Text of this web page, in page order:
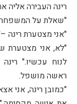
רינה העבירה אליה
"שאלת על
"אני מצטערת רינה
"לא, אני מצטערת
לנוח עכשיו."
ראשה מושפל.
"כמובן רינה, אני